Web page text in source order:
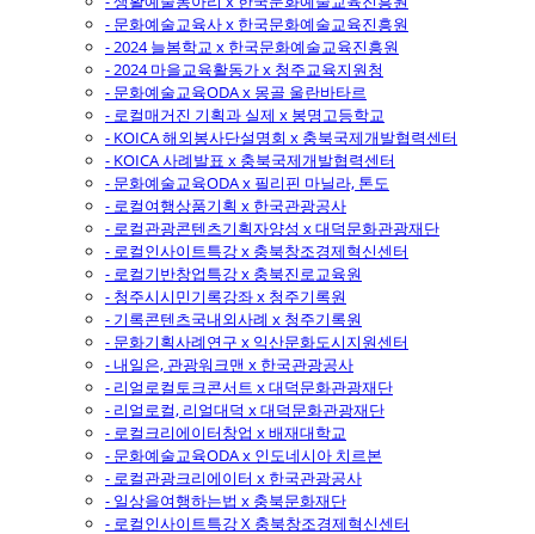
- 문화예술교육사 x 한국문화예술교육진흥원
- 2024 늘봄학교 x 한국문화예술교육진흥원
- 2024 마을교육활동가 x 청주교육지원청
- 문화예술교육ODA x 몽골 울란바타르
- 로컬매거진 기획과 실제 x 봉명고등학교
- KOICA 해외봉사단설명회 x 충북국제개발협력센터
- KOICA 사례발표 x 충북국제개발협력센터
- 문화예술교육ODA x 필리핀 마닐라, 톤도
- 로컬여행상품기획 x 한국관광공사
- 로컬관광콘텐츠기획자양성 x 대덕문화관광재단
- 로컬인사이트특강 x 충북창조경제혁신센터
- 로컬기반창업특강 x 충북진로교육원
- 청주시시민기록강좌 x 청주기록원
- 기록콘텐츠국내외사례 x 청주기록원
- 문화기획사례연구 x 익산문화도시지원센터
- 내일은, 관광워크맨 x 한국관광공사
- 리얼로컬토크콘서트 x 대덕문화관광재단
- 리얼로컬, 리얼대덕 x 대덕문화관광재단
- 로컬크리에이터창업 x 배재대학교
- 문화예술교육ODA x 인도네시아 치르본
- 로컬관광크리에이터 x 한국관광공사
- 일상을여행하는법 x 충북문화재단
- 로컬인사이트특강 X 충북창조경제혁신센터